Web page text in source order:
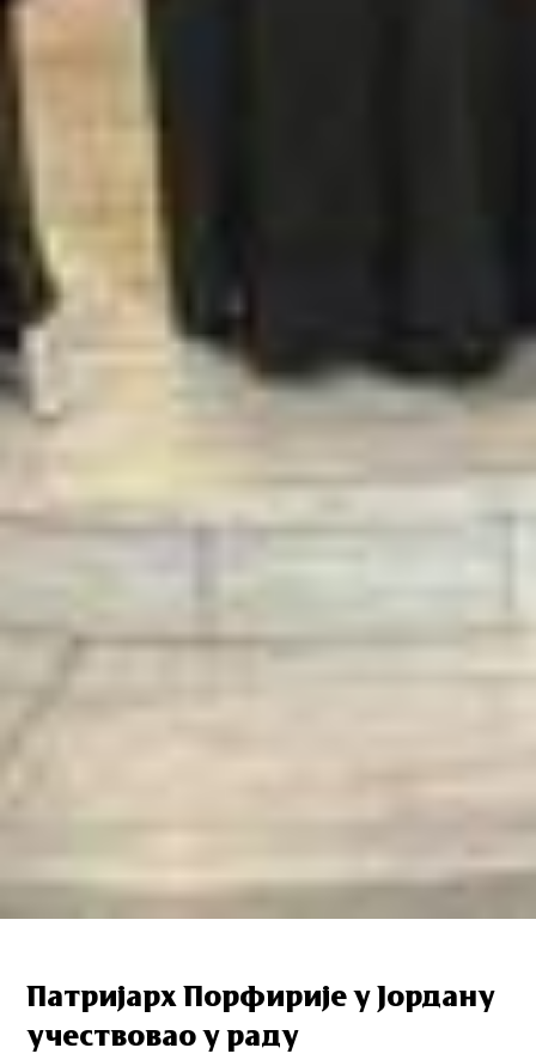
Патријарх Порфирије у Јордану
учествовао у раду